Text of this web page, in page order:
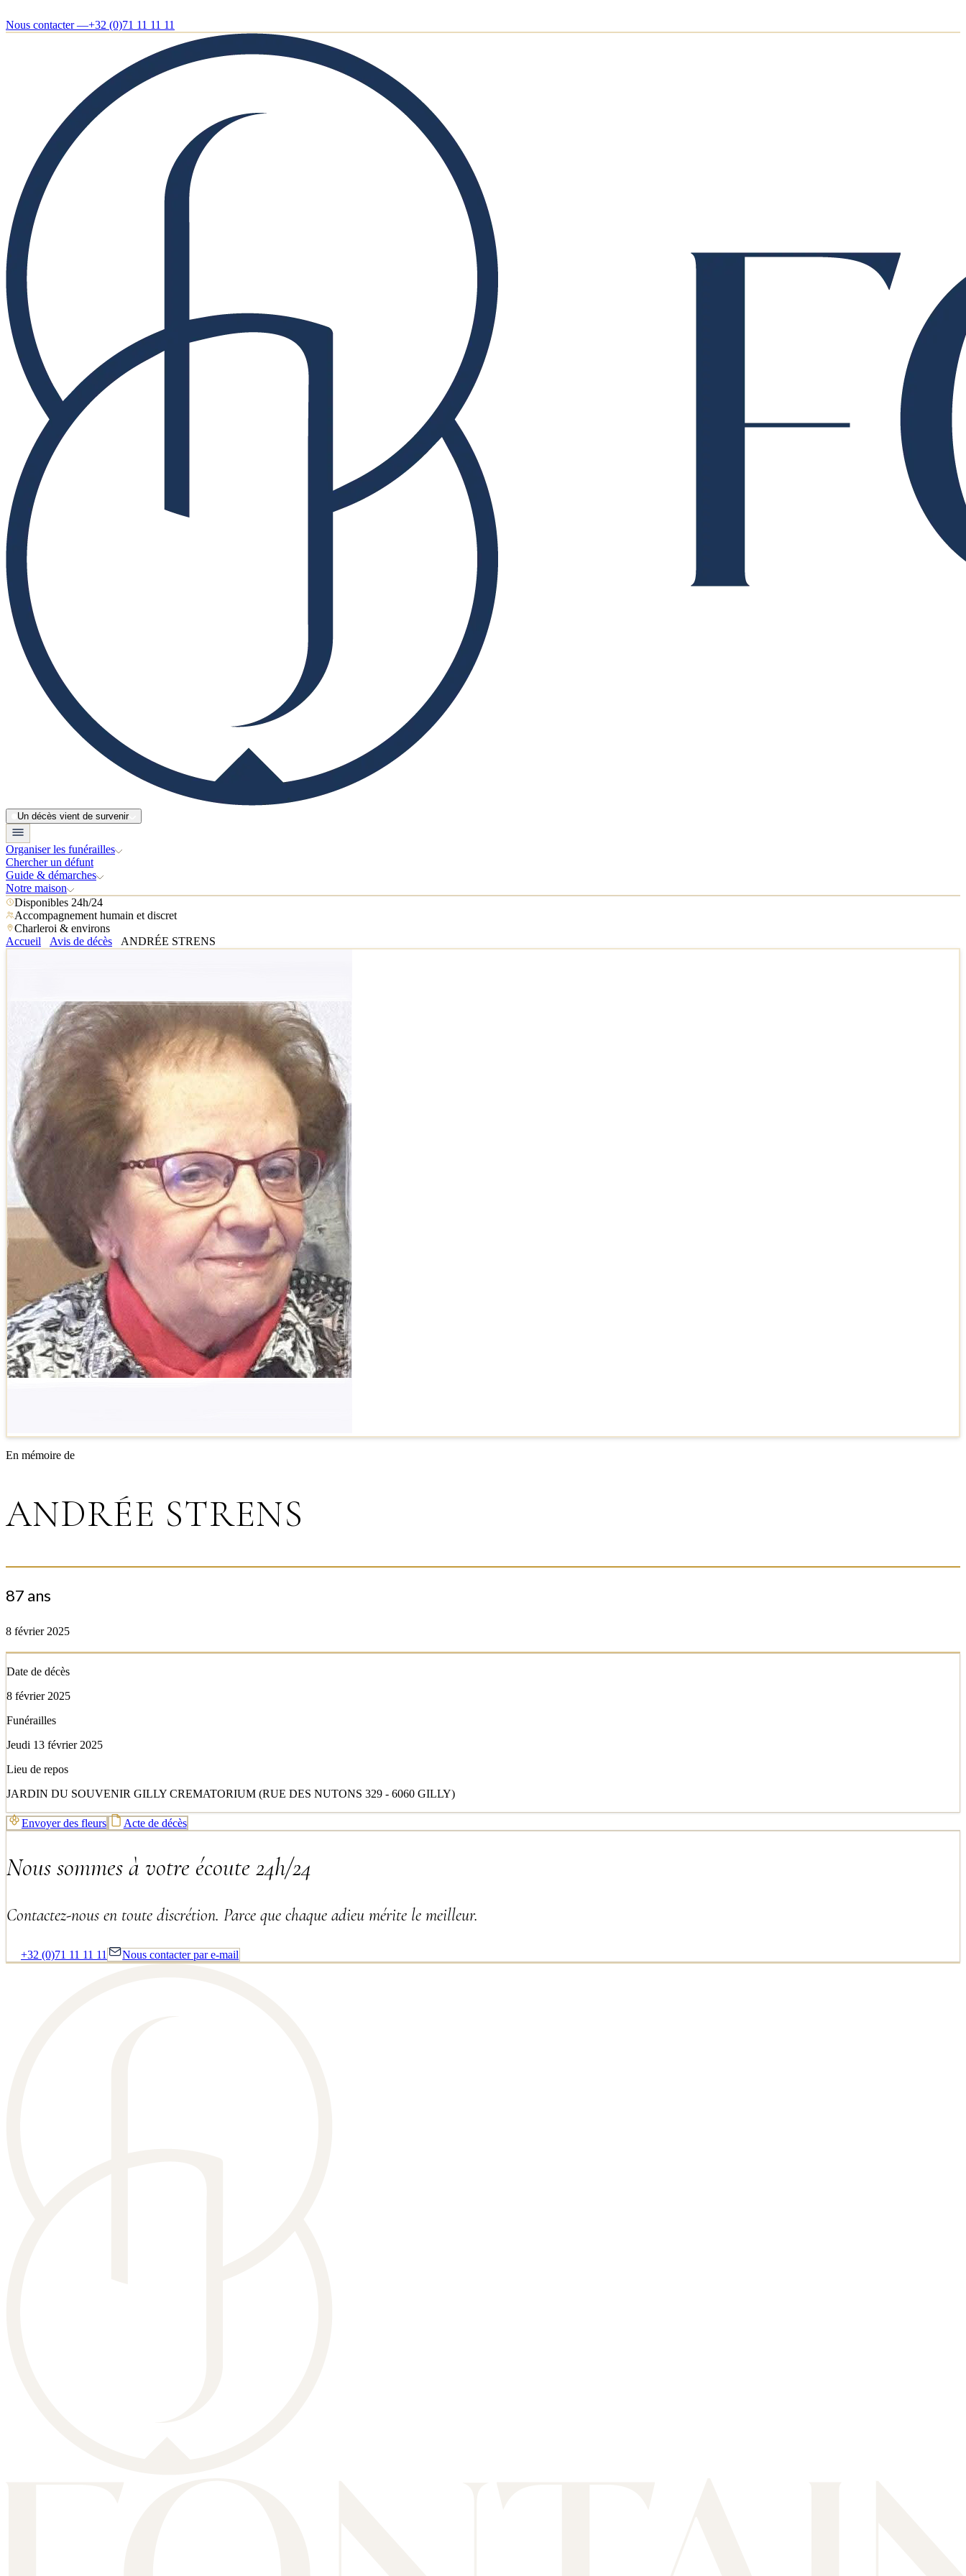
Nous contacter —+32 (0)71 11 11 11
Un décès vient de survenir
Organiser les funérailles
Chercher un défunt
Guide & démarches
Notre maison
Disponibles 24h/24
Accompagnement humain et discret
Charleroi & environs
Accueil
Avis de décès ANDRÉE STRENS
En mémoire de
ANDRÉE STRENS
87 ans
8 février 2025
Date de décès
8 février 2025
Funérailles
Jeudi 13 février 2025
Lieu de repos
JARDIN DU SOUVENIR GILLY CREMATORIUM (RUE DES NUTONS 329 - 6060 GILLY)
Envoyer des fleurs Acte de décès
Nous sommes à votre écoute 24h/24
Contactez-nous en toute discrétion. Parce que chaque adieu mérite le meilleur.
+32 (0)71 11 11 11 Nous contacter par e-mail